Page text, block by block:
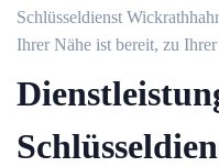
Schlüsseldienst
Ihrer Nähe ist bereit, zu